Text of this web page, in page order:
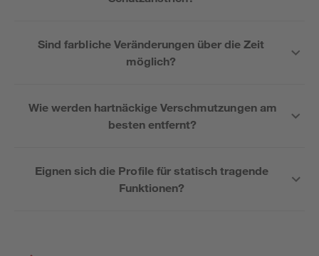
Sind farbliche Veränderungen über die Zeit
möglich?
Wie werden hartnäckige Verschmutzungen am
besten entfernt?
Eignen sich die Profile für statisch tragende
Funktionen?